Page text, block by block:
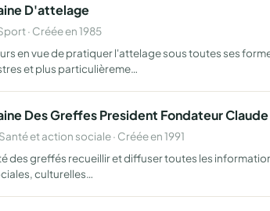
D'attelage
· Créée en 1985
en vue de pratiquer l'attelage sous toutes ses
et plus particulièreme…
Des Greffes President Fondateur
et action sociale · Créée en 1991
des greffés recueillir et diffuser toutes les
culturelles…